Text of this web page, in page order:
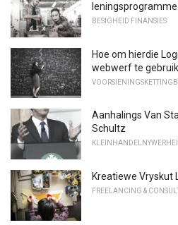
BESIGHEID FINANSIES
Hoe om hierdie
webwerf te gebruik
Aanhalings Van
Schultz
Kreatiewe Vryskut
FREELANCING &